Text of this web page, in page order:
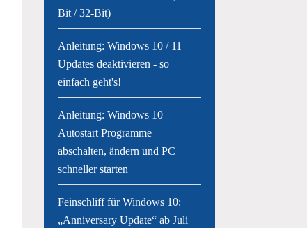
Bit / 32-Bit)
Anleitung: Windows 10 / 11
Updates deaktivieren - so
einfach geht's!
Anleitung: Windows 10
Autostart Programme
abschalten, ändern und PC
schneller starten
Feinschliff für Windows 10:
„Anniversary Update“ ab Juli